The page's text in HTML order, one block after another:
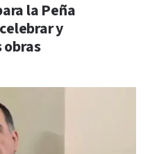
la Peña
y
obras